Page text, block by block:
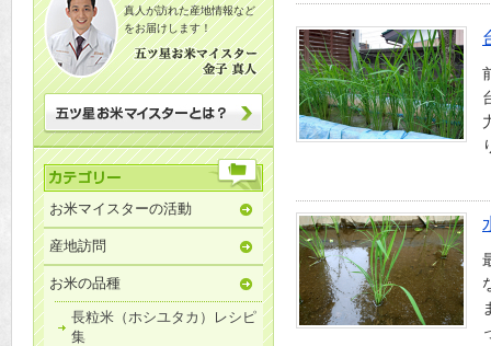
真人が訪れた産地情報など
をお届けします！
お米マイスターの活動
産地訪問
お米の品種
長粒米（ホシユタカ）レシピ
集